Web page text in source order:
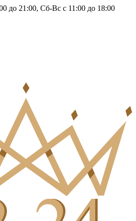
до 21:00, Сб-Вс с 11:00 до 18:00